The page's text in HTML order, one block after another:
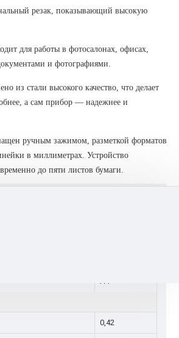
резак, показывающий высокую
для работы в фотосалонах, офисах,
и фотографиями.
из стали высокого качество, что делает
а сам прибор — надежнее и
ручным зажимом, разметкой форматов
в миллиметрах. Устройство
до пяти листов бумаги.
0,42